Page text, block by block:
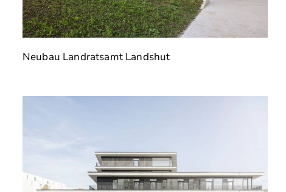
Neubau Landratsamt Landshut